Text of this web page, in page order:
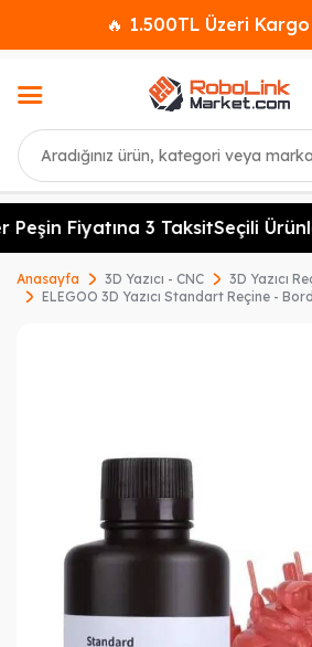
🔥 1.500TL Üzeri
Ara
Fiyatına 3 TaksitSeçili
Anasayfa 3D Yazıcı - CNC
3D Yazıcı
ELEGOO 3D Yazıcı Standart Reçine -